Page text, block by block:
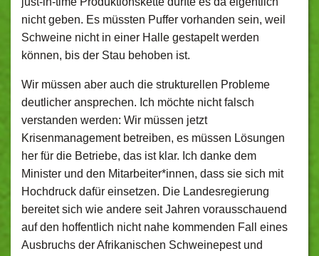
nicht geben. Es müssten Puffer vorhanden sein, weil
Schweine nicht in einer Halle gestapelt werden
können, bis der Stau behoben ist.
Wir müssen aber auch die strukturellen Probleme
deutlicher ansprechen. Ich möchte nicht falsch
verstanden werden: Wir müssen jetzt
Krisenmanagement betreiben, es müssen Lösungen
her für die Betriebe, das ist klar. Ich danke dem
Minister und den Mitarbeiter*innen, dass sie sich mit
Hochdruck dafür einsetzen. Die Landesregierung
bereitet sich wie andere seit Jahren vorausschauend
auf den hoffentlich nicht nahe kommenden Fall eines
Ausbruchs der Afrikanischen Schweinepest und